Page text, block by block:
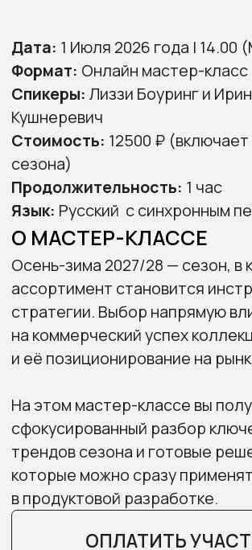
Продолжительность:1 час
Язык: Русский с синхронным переводом
О МАСТЕР-КЛАССЕ
Осень-зима 2027/28 — сезон, в котором
ассортимент становится инструментом
стратегии. Выбор напрямую влияет
на коммерческий успех коллекции
и её позиционирование на рынке.
На этом мастер-классе вы получите
сфокусированный разбор ключевых
трендов сезона и готовые решения,
которые можно сразу применять
в продуктовой разработке.
ОПЛАТИТЬ УЧАСТИЕ
МЫ РАЗБЕРЁМ:
• Прогноз по цветам: актуальная сезонная
палитра и
— 5 базовых коммерчески успешных цветов
— 5 модных акцентных оттенков сезона
• Общее настроение сезона и 3 ведущие
• Материалы, принты и ключевые